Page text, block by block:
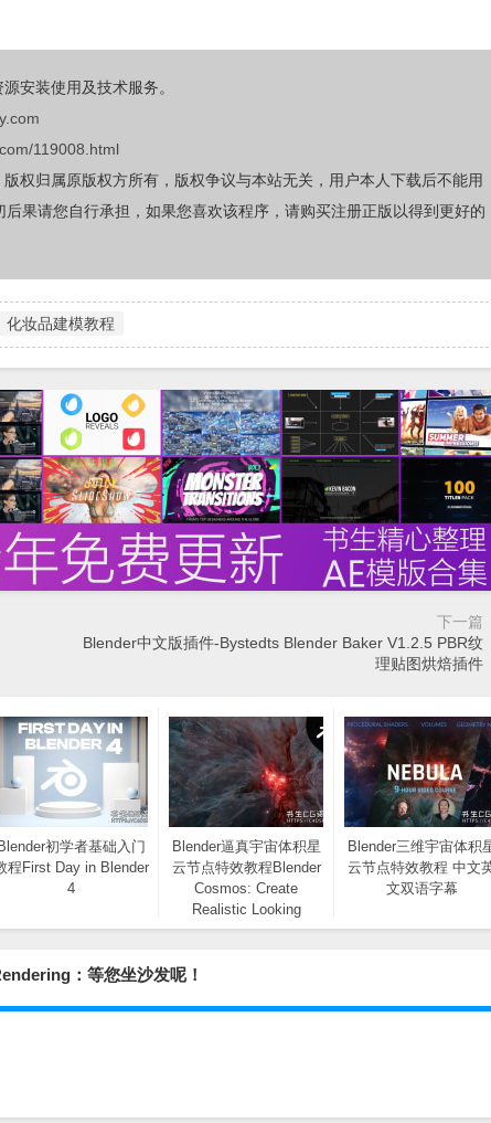
安装使用及技术服务。
119008.html
权归属原版权方所有，版权争议与本站无关，用户本人下载后不能用
果请您自行承担，如果您喜欢该程序，请购买注册正版以得到更好的
化妆品建模教程
下一篇
Blender中文版插件-Bystedts Blender Baker V1.2.5 PBR纹
理贴图烘焙插件
初学者基础入门
程First Day in Blender
4
Blender逼真宇宙体积星
云节点特效教程Blender
Cosmos: Create
Realistic Looking
Nebulas in Blender
Blender三维宇宙体积
云节点特效教程 中文
文双语字幕
：等您坐沙发呢！